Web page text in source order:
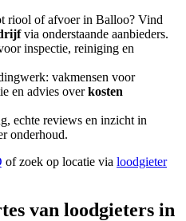
riool of afvoer in Balloo? Vind
via onderstaande aanbieders.
inspectie, reiniging en
vakmensen voor
en advies overkosten
echte reviews en inzicht in
onderhoud.
of zoek op locatie via loodgieter
van loodgieters in